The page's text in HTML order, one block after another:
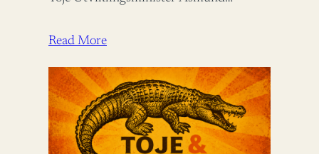
bistandsdebatten.…
Read More